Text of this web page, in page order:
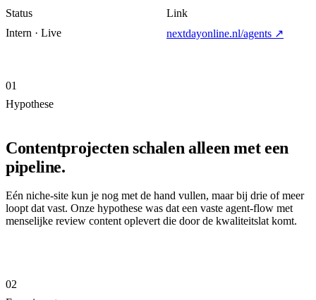
Status
Intern · Live
Link
nextdayonline.nl/agents ↗
01
Hypothese
Contentprojecten schalen alleen met een
pipeline.
Eén niche-site kun je nog met de hand vullen, maar bij drie of meer
loopt dat vast. Onze hypothese was dat een vaste agent-flow met
menselijke review content oplevert die door de kwaliteitslat komt.
02